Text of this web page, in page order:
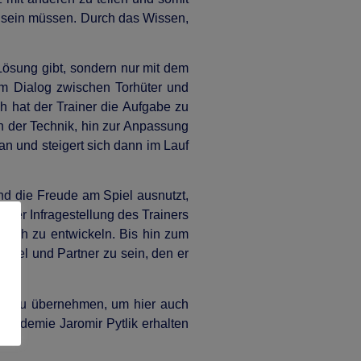
müssen. Durch das Wissen,
gibt, sondern nur mit dem
Dialog zwischen Torhüter und
hat der Trainer die Aufgabe zu
Technik, hin zur Anpassung
und steigert sich dann im Lauf
die Freude am Spiel ausnutzt,
der Infragestellung des Trainers
zu entwickeln. Bis hin zum
und Partner zu sein, den er
zu übernehmen, um hier auch
Jaromir Pytlik erhalten